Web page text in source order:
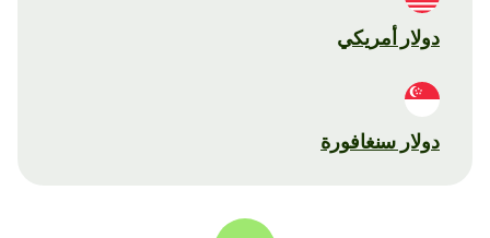
دولار أمريكي
دولار سنغافورة